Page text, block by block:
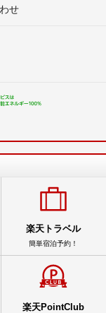
せ
楽天トラベル
簡単宿泊予約！
楽天PointClub